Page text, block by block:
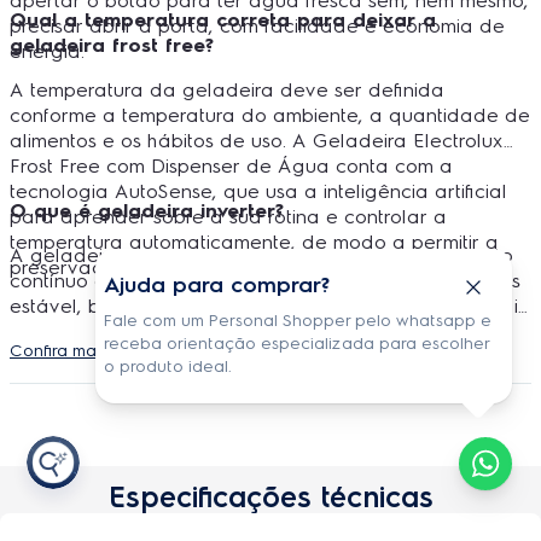
Ajuda para comprar?
Fale com um Personal Shopper pelo whatsapp e
receba orientação especializada para escolher
o produto ideal.
precisar abrir a porta, com facilidade e economia de
energia.
Qual a temperatura correta para deixar a
geladeira frost free?
A temperatura da geladeira deve ser definida
conforme a temperatura do ambiente, a quantidade de
alimentos e os hábitos de uso. A Geladeira Electrolux
Frost Free com Dispenser de Água conta com a
tecnologia AutoSense, que usa a inteligência artificial
para aprender sobre a sua rotina e controlar a
temperatura automaticamente, de modo a permitir a
preservação dos alimentos por mais tempo.
O que é geladeira inverter?
A geladeira inverter é a que possui um funcionamento
contínuo do compressor, mantendo a temperatura mais
estável, bem como proporcionando as condições ideais
para preservar seus alimentos. Além disso, promove
alta eficiência energética, contribuindo para a
economia de energia elétrica.
Confira mais detalhes do produto
Especificações técnicas